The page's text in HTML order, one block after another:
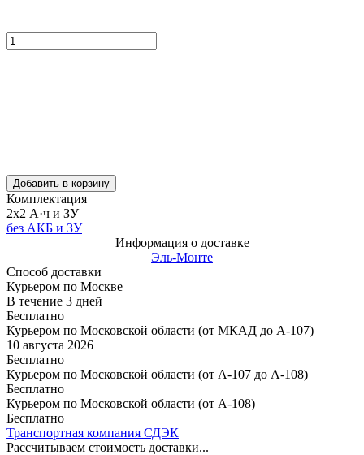
Добавить в корзину
Комплектация
2х2 А·ч и ЗУ
без АКБ и ЗУ
Информация о доставке
Эль-Монте
Способ доставки
Курьером по Москве
В течение 3 дней
Бесплатно
Курьером по Московской области (от МКАД до А-107)
10 августа 2026
Бесплатно
Курьером по Московской области (от А-107 до А-108)
Бесплатно
Курьером по Московской области (от А-108)
Бесплатно
Транспортная компания СДЭК
Рассчитываем стоимость доставки...